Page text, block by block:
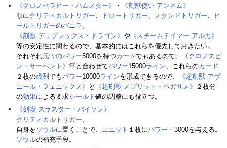
《クロノセラピー・ハムスター》
・
《刻獣使い アンネム》
順にクリティカルトリガー、 ドロートリガー、 スタンドトリガー、
ヒ
ールトリガーのバニラ 。
《刻獣 デュプレックス・ドラゴン》 や 《スチームテイマー アルカ》
等の安定性に関わるので、基本的にはこれらを優先しておきたい。
それぞれ元々のパワー5000を持つカードでもあるので、
《クロノスピ
ン・サーペント》 等と合わせてパワー15000ライン、これらのカード
２枚の縦列 でもパワー10000ラインを形成できるので、
《超刻獣 アヴ
ニール・フェニックス》 と 《超刻獣 スプリット・ペガサス》
２枚分
の効果による要求シールド値の調整にも役立つ。
《刻獣 スラスター・バイソン》
クリティカルトリガー。
自身を ソウルに置くことで、 ユニット １枚にパワー ＋3000を与える。
ソウルの補充手段。